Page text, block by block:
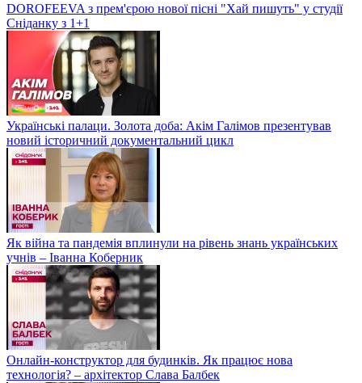
DOROFEEVA з прем'єрою нової пісні "Хай пишуть" у студії
Сніданку з 1+1
Українські палаци. Золота доба: Акім Галімов презентував
новий історичний документальний цикл
Як війна та пандемія вплинули на рівень знань українських
учнів – Іванна Коберник
Онлайн-конструктор для будинків. Як працює нова
технологія? – архітектор Слава Балбек